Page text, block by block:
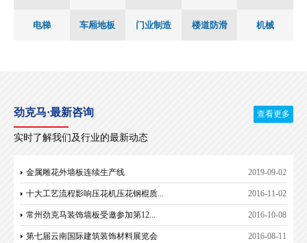
电梯 车厢地板 门业制造 楼道防滑 机械
劲克马·最新咨询 查看更多
实时了解我们及行业的最新动态
2019-09-02
金属雕花外墙板连续生产线
2016-11-02
十大工艺流程影响压花机压花钢棍质...
2016-10-08
常州劲克马装饰墙板受邀参加第12...
2016-08-11
第七届云南国际建筑装饰材料展览会